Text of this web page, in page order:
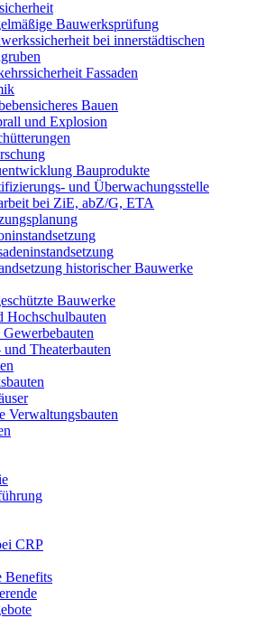
Bauwerksprüfung
bei innerstädtischen
Fassaden
Bauen
und Explosion
Bauprodukte
und Überwachungsstelle
bei ZiE, abZ/G, ETA
historischer Bauwerke
Bauwerke
Hochschulbauten
Theaterbauten
Verwaltungsbauten
CRP
Benefits